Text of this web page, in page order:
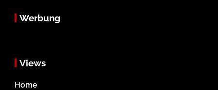
Werbung
Views
Home